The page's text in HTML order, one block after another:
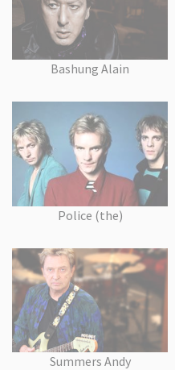
Bashung Alain
Police (the)
Summers Andy